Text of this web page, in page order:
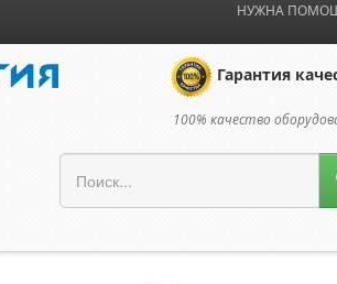
НУЖНА
Гарантия
100% качество